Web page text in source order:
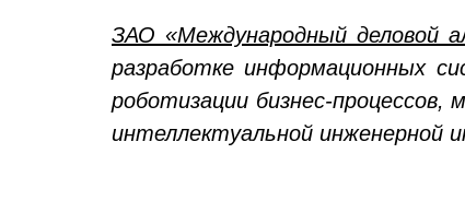
ЗАО «Международный деловой
разработке информационных
роботизации бизнес-
интеллектуальной инженерной